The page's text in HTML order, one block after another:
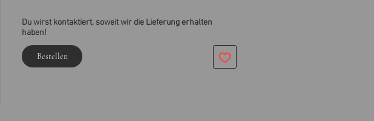
Du wirst kontaktiert, soweit wir die Lieferung erhalten
haben!
Bestellen